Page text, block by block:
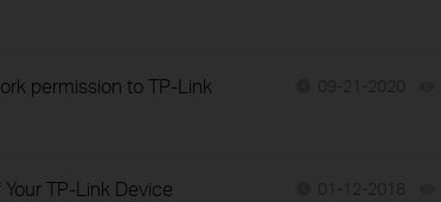
permission to TP-Link
09-21-2020
TP-Link Device 01-12-2018